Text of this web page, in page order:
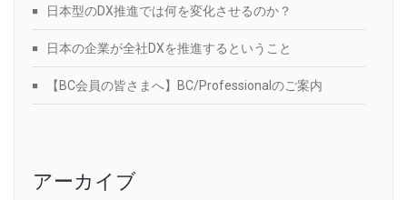
日本型のDX推進では何を変化させるのか？
日本の企業が全社DXを推進するということ
【BC会員の皆さまへ】BC/Professionalのご案内
アーカイブ